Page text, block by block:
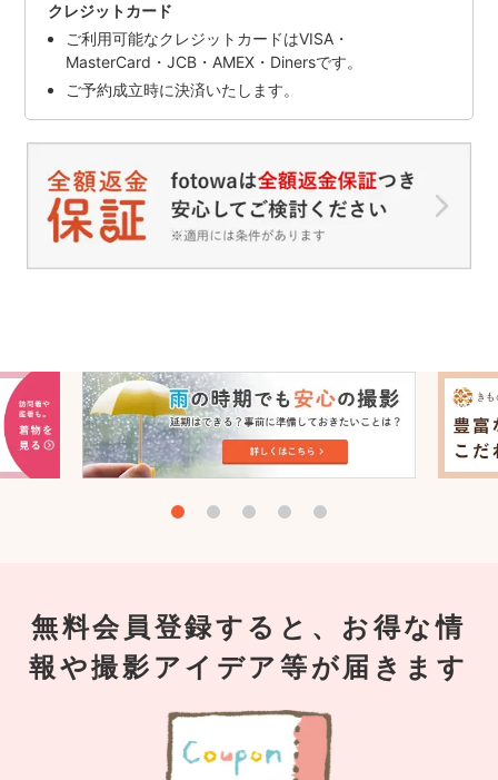
クレジットカード
ご利用可能なクレジットカードはVISA・
MasterCard・JCB・AMEX・Dinersです。
ご予約成立時に決済いたします。
無料会員登録すると、お得な情
報や撮影アイデア等が届きます